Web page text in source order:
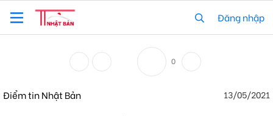
Đăng nhập
0
Điểm tin Nhật Bản 13/05/2021